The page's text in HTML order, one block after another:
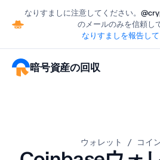
なりすましに注意してください。
のメールのみを信頼し
なりすましを報告し
暗号資産の回収
ウォレット / コイ